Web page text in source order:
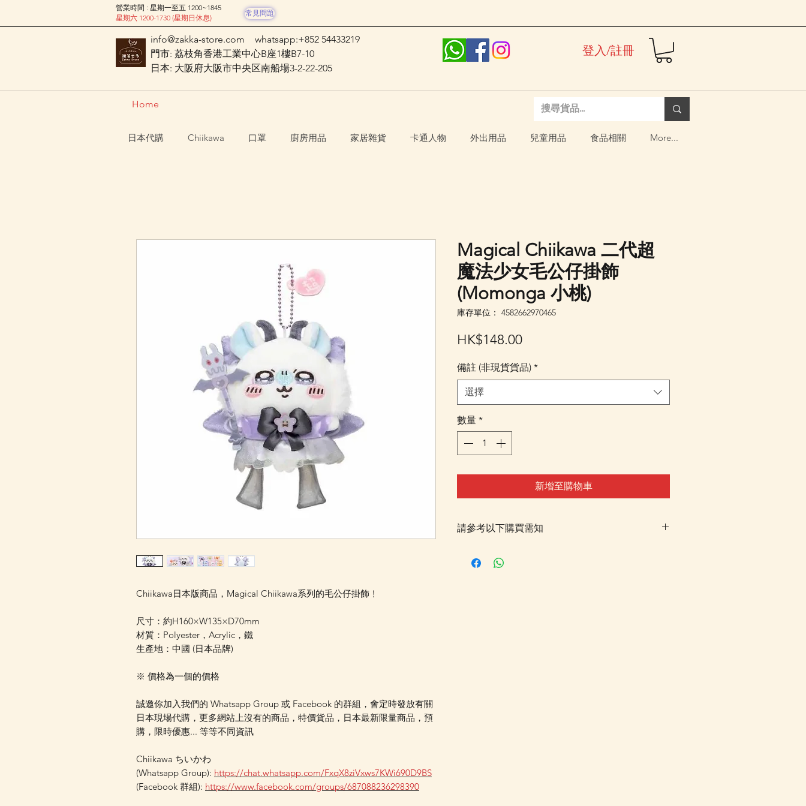
營業時間 : 星期一至五 1200~1845
星期六 1200-1730 (星期日休息)
常見問題
info@zakka-store.com
whatsapp:+852 54433219
門市: 荔枝角香港工業中心B座1樓B7-10
日本: 大阪府大阪市中央区南船場3-2-22-205
登入/註冊
Home
日本代購 Chiikawa 口罩 廚房用品 家居雜貨 卡通人物 外出用品 兒童用品 食品相關 More...
Chiikawa日本版商品，Magical Chiikawa系列的毛公仔掛飾﹗
尺寸：約H160×W135×D70mm
材質：Polyester，Acrylic，鐵
生產地：中國 (日本品牌)
※ 價格為一個的價格
誠邀你加入我們的 Whatsapp Group 或 Facebook 的群組，會定時發放有關
日本現場代購，更多網站上沒有的商品，特價貨品，日本最新限量商品，預
購，限時優惠... 等等不同資訊
Chiikawa ちいかわ
(Whatsapp Group): https://chat.whatsapp.com/FxqX8ziVxws7KWi690D9BS
(Facebook 群組): https://www.facebook.com/groups/687088236298390
Magical Chiikawa 二代超
魔法少女毛公仔掛飾
(Momonga 小桃)
庫存單位： 4582662970465
HK$148.00價
備註 (非現貨貨品) *
選擇
數量 *
新增至購物車
請參考以下購買需知
mail及Whatsapp 確認，客戶亦可Whatsapp 我們